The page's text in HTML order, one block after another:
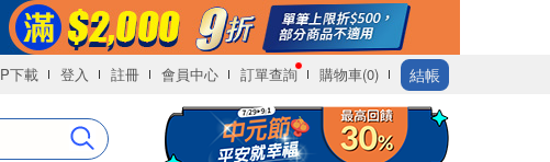
下載 登入 註冊 會員中心 訂單查詢 購物車(0) 結帳